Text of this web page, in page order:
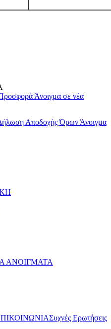
Άνοιγμα σε νέα
Αποδοχής Όρων Άνοιγμα
ΑΝΟΙΓΜΑΤΑ
Συχνές Ερωτήσεις